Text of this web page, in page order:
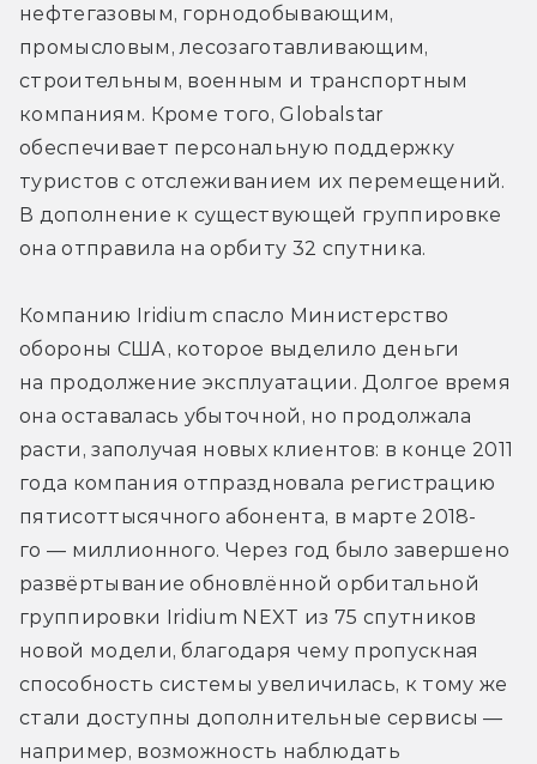
нефтегазовым, горнодобывающим,
промысловым, лесозаготавливающим,
строительным, военным и транспортным
компаниям. Кроме того, Globalstar
обеспечивает персональную поддержку
туристов с отслеживанием их перемещений.
В дополнение к существующей группировке
она отправила на орбиту 32 спутника.
Компанию Iridium спасло Министерство
обороны США, которое выделило деньги
на продолжение эксплуатации. Долгое время
она оставалась убыточной, но продолжала
расти, заполучая новых клиентов: в конце 2011
года компания отпраздновала регистрацию
пятисоттысячного абонента, в марте 2018-
го — миллионного. Через год было завершено
развёртывание обновлённой орбитальной
группировки Iridium NEXT из 75 спутников
новой модели, благодаря чему пропускная
способность системы увеличилась, к тому же
стали доступны дополнительные сервисы —
например, возможность наблюдать